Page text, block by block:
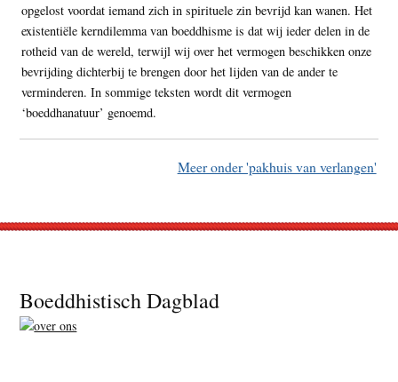
opgelost voordat iemand zich in spirituele zin bevrijd kan wanen. Het
existentiële kerndilemma van boeddhisme is dat wij ieder delen in de
rotheid van de wereld, terwijl wij over het vermogen beschikken onze
bevrijding dichterbij te brengen door het lijden van de ander te
verminderen. In sommige teksten wordt dit vermogen
‘boeddhanatuur’ genoemd.
Meer onder 'pakhuis van verlangen'
Footer
Boeddhistisch Dagblad